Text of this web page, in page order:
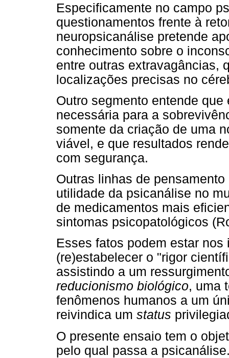
Especificamente no campo
questionamentos frente à
neuropsicanálise pretende
conhecimento sobre o
entre outras extravagâncias,
localizações precisas no
Outro segmento entende
necessária para a
somente da criação de uma
viável, e que resultados
com segurança.
Outras linhas de
utilidade da psicanálise no
de medicamentos mais
sintomas psicopatológicos
Esses fatos podem estar
(re)estabelecer o "rigor
assistindo a um
reducionismo biológico, uma
fenômenos humanos a um
reivindica um status
O presente ensaio tem o
pelo qual passa a